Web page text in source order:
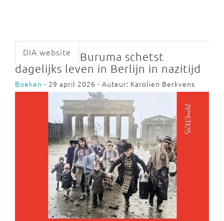
DIA website
Buruma schetst
dagelijks leven in Berlijn in nazitijd
Boeken - 29 april 2026 - Auteur: Karolien Berkvens